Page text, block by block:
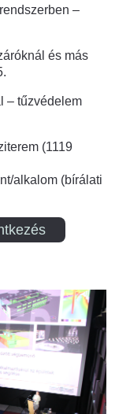
–
és más
– tűzvédelem
(1119
alkalom (bírálati